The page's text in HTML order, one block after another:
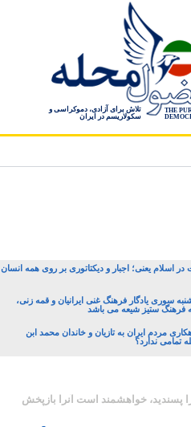
THE
تلاش برای آزادی، دموکراسی و
سکولاریسم در ایران
اسلام یعنی؛ اجبار و دیکتاتوری بر روی همه انسان
سوری یادگار فرهنگ غنی ایرانیان و قمه زنی،
فرهنگ ستیز شیعه می باشد
مردم ایران به تازیان و خاندان محمد ابن
تمامی ندارد؟
پسندید، خواهشمند است آنرا بازپخش